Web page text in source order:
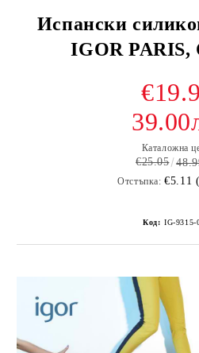
Испански
IGOR PARIS,
Каталожна
€25.05
Отстъпка: €5.11
Код: IG-9315-